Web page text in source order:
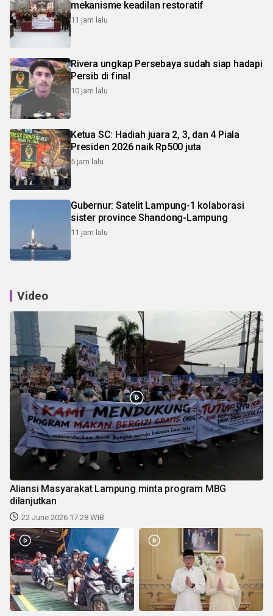
mekanisme keadilan restoratif
11 jam lalu
Rivera ungkap Persebaya sudah siap hadapi
Persib di final
10 jam lalu
Ketua SC: Hadiah juara 2, 3, dan 4 Piala
Presiden 2026 naik Rp500 juta
5 jam lalu
Gubernur: Satelit Lampung-1 kolaborasi
sister province Shandong-Lampung
11 jam lalu
Video
Aliansi Masyarakat Lampung minta program MBG
dilanjutkan
22 June 2026 17:28 WIB